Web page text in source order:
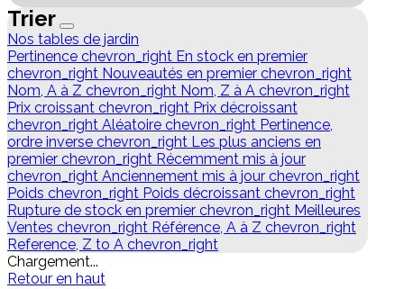
Trier
Nos tables de jardin
Pertinence chevron_right En stock en premier
chevron_right Nouveautés en premier chevron_right
Nom, A à Z chevron_right Nom, Z à A chevron_right
Prix croissant chevron_right Prix décroissant
chevron_right Aléatoire chevron_right Pertinence,
ordre inverse chevron_right Les plus anciens en
premier chevron_right Récemment mis à jour
chevron_right Anciennement mis à jour chevron_right
Poids chevron_right Poids décroissant chevron_right
Rupture de stock en premier chevron_right Meilleures
Ventes chevron_right Référence, A à Z chevron_right
Reference, Z to A chevron_right
Chargement...
Retour en haut